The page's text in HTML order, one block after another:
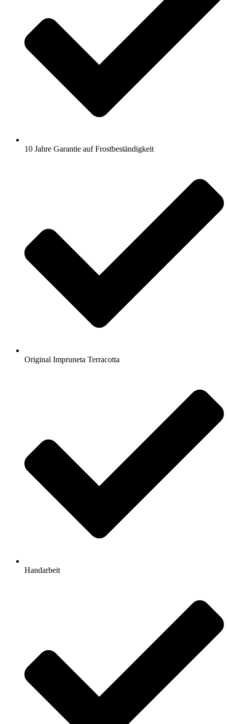
10 Jahre Garantie auf Frostbeständigkeit
Original Impruneta Terracotta
Handarbeit